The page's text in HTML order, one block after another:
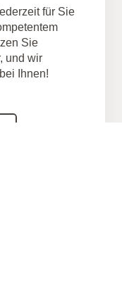
für Sie
Sie
und wir
Ihnen!